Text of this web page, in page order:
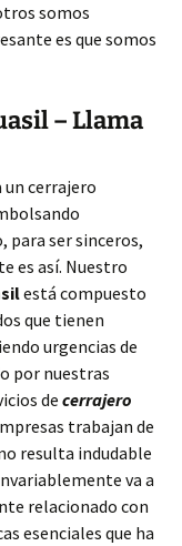
somos
es que somos
– Llama
un cerrajero
para ser sinceros,
es así. Nuestro
está compuesto
que tienen
urgencias de
por nuestras
de cerrajero
trabajan de
resulta indudable
va a
relacionado con
esenciales que ha